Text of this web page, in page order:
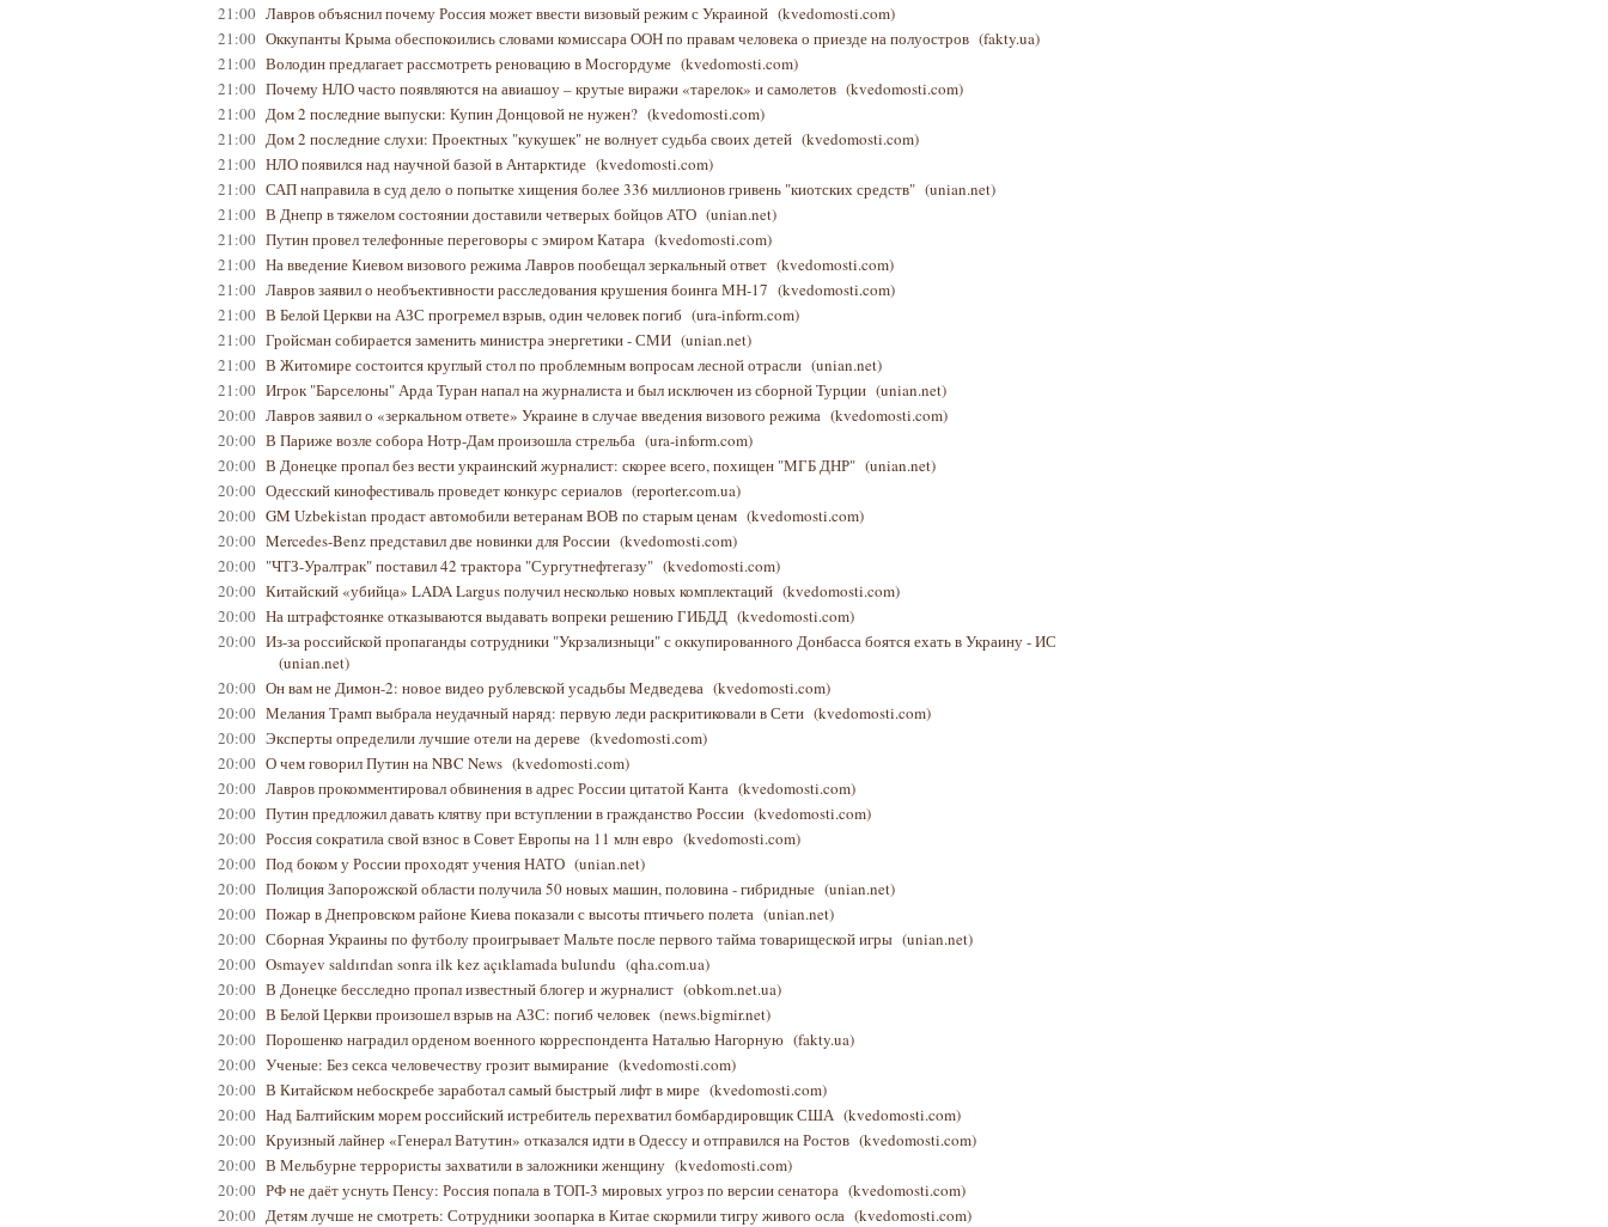
21:00 Лавров объяснил почему Россия может ввести визовый режим с Украиной (kvedomosti.com)
21:00 Оккупанты Крыма обеспокоились словами комиссара ООН по правам человека о приезде на полуостров (fakty.ua)
21:00 Володин предлагает рассмотреть реновацию в Мосгордуме (kvedomosti.com)
21:00 Почему НЛО часто появляются на авиашоу – крутые виражи «тарелок» и самолетов (kvedomosti.com)
21:00 Дом 2 последние выпуски: Купин Донцовой не нужен? (kvedomosti.com)
21:00 Дом 2 последние слухи: Проектных "кукушек" не волнует судьба своих детей (kvedomosti.com)
21:00 НЛО появился над научной базой в Антарктиде (kvedomosti.com)
21:00 САП направила в суд дело о попытке хищения более 336 миллионов гривень "киотских средств" (unian.net)
21:00 В Днепр в тяжелом состоянии доставили четверых бойцов АТО (unian.net)
21:00 Путин провел телефонные переговоры с эмиром Катара (kvedomosti.com)
21:00 На введение Киевом визового режима Лавров пообещал зеркальный ответ (kvedomosti.com)
21:00 Лавров заявил о необъективности расследования крушения боинга МН-17 (kvedomosti.com)
21:00 В Белой Церкви на АЗС прогремел взрыв, один человек погиб (ura-inform.com)
21:00 Гройсман собирается заменить министра энергетики - СМИ (unian.net)
21:00 В Житомире состоится круглый стол по проблемным вопросам лесной отрасли (unian.net)
21:00 Игрок "Барселоны" Арда Туран напал на журналиста и был исключен из сборной Турции (unian.net)
20:00 Лавров заявил о «зеркальном ответе» Украине в случае введения визового режима (kvedomosti.com)
20:00 В Париже возле собора Нотр-Дам произошла стрельба (ura-inform.com)
20:00 В Донецке пропал без вести украинский журналист: скорее всего, похищен "МГБ ДНР" (unian.net)
20:00 Одесский кинофестиваль проведет конкурс сериалов (reporter.com.ua)
20:00 GM Uzbekistan продаст автомобили ветеранам ВОВ по старым ценам (kvedomosti.com)
20:00 Mercedes-Benz представил две новинки для России (kvedomosti.com)
20:00 "ЧТЗ-Уралтрак" поставил 42 трактора "Сургутнефтегазу" (kvedomosti.com)
20:00 Китайский «убийца» LADA Largus получил несколько новых комплектаций (kvedomosti.com)
20:00 На штрафстоянке отказываются выдавать вопреки решению ГИБДД (kvedomosti.com)
20:00 Из-за российской пропаганды сотрудники "Укрзализныци" с оккупированного Донбасса боятся ехать в Украину - ИС
(unian.net)
20:00 Он вам не Димон-2: новое видео рублевской усадьбы Медведева (kvedomosti.com)
20:00 Мелания Трамп выбрала неудачный наряд: первую леди раскритиковали в Сети (kvedomosti.com)
20:00 Эксперты определили лучшие отели на дереве (kvedomosti.com)
20:00 О чем говорил Путин на NBC News (kvedomosti.com)
20:00 Лавров прокомментировал обвинения в адрес России цитатой Канта (kvedomosti.com)
20:00 Путин предложил давать клятву при вступлении в гражданство России (kvedomosti.com)
20:00 Россия сократила свой взнос в Совет Европы на 11 млн евро (kvedomosti.com)
20:00 Под боком у России проходят учения НАТО (unian.net)
20:00 Полиция Запорожской области получила 50 новых машин, половина - гибридные (unian.net)
20:00 Пожар в Днепровском районе Киева показали с высоты птичьего полета (unian.net)
20:00 Сборная Украины по футболу проигрывает Мальте после первого тайма товарищеской игры (unian.net)
20:00 Osmayev saldırıdan sonra ilk kez açıklamada bulundu (qha.com.ua)
20:00 В Донецке бесследно пропал известный блогер и журналист (obkom.net.ua)
20:00 В Белой Церкви произошел взрыв на АЗС: погиб человек (news.bigmir.net)
20:00 Порошенко наградил орденом военного корреспондента Наталью Нагорную (fakty.ua)
20:00 Ученые: Без секса человечеству грозит вымирание (kvedomosti.com)
20:00 В Китайском небоскребе заработал самый быстрый лифт в мире (kvedomosti.com)
20:00 Над Балтийским морем российский истребитель перехватил бомбардировщик США (kvedomosti.com)
20:00 Круизный лайнер «Генерал Ватутин» отказался идти в Одессу и отправился на Ростов (kvedomosti.com)
20:00 В Мельбурне террористы захватили в заложники женщину (kvedomosti.com)
20:00 РФ не даёт уснуть Пенсу: Россия попала в ТОП-3 мировых угроз по версии сенатора (kvedomosti.com)
20:00 Детям лучше не смотреть: Сотрудники зоопарка в Китае скормили тигру живого осла (kvedomosti.com)